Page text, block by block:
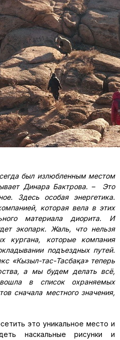
был излюбленным местом
Динара Бактрова. –
Это
Здесь особая энергетика.
которая вела в этих
материала диорита. И
экопарк. Жаль, что нельзя
кургана, которые компания
подъездных путей.
«Кызыл-тас-Тасбақа» теперь
а мы будем делать всё,
в список охраняемых
сначала местного значения,
это уникальное место и
наскальные рисунки и